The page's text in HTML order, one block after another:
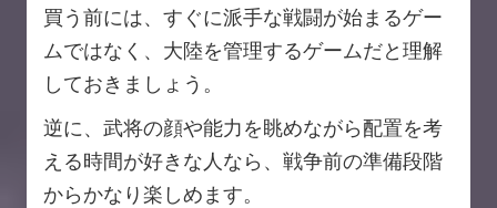
買う前には、すぐに派手な戦闘が始まるゲー
ムではなく、大陸を管理するゲームだと理解
しておきましょう。
逆に、武将の顔や能力を眺めながら配置を考
える時間が好きな人なら、戦争前の準備段階
からかなり楽しめます。